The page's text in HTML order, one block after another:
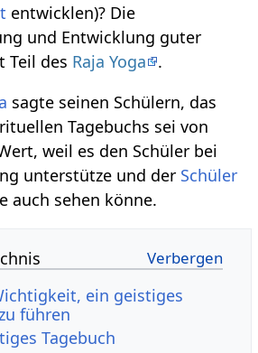
entwicklen)? Die
und Entwicklung guter
Teil des Raja Yoga
.
sagte seinen Schülern, das
Tagebuchs sei von
weil es den Schüler bei
unterstütze und der Schüler
auch sehen könne.
ein geistiges
führen
Tagebuch